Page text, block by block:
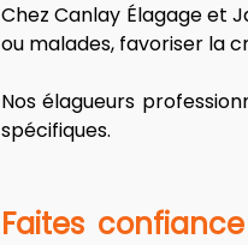
Chez Canlay Élagage et
ou malades, favoriser la
Nos élagueurs
spécifiques.
Faites confiance